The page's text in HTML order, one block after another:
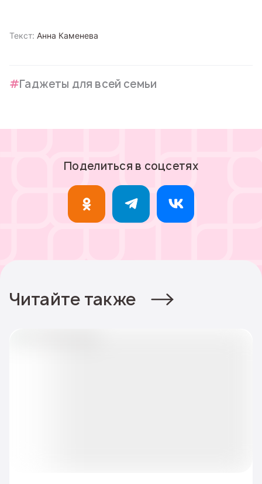
Текст: Анна Каменева
Гаджеты для всей семьи
Поделиться в соцсетях
Читайте также